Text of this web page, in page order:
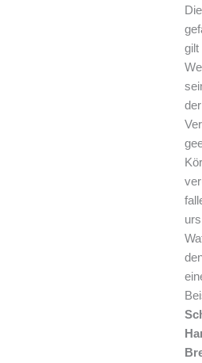
gilt